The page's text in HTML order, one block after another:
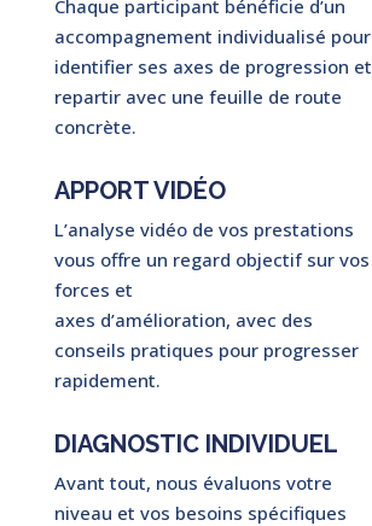
Chaque participant bénéficie d’un
accompagnement individualisé pour
identifier ses axes de progression et
repartir avec une feuille de route
concrète.
APPORT VIDÉO
L’analyse vidéo de vos prestations
vous offre un regard objectif sur vos
forces et
axes d’amélioration, avec des
conseils pratiques pour progresser
rapidement.
DIAGNOSTIC INDIVIDUEL
Avant tout, nous évaluons votre
niveau et vos besoins spécifiques